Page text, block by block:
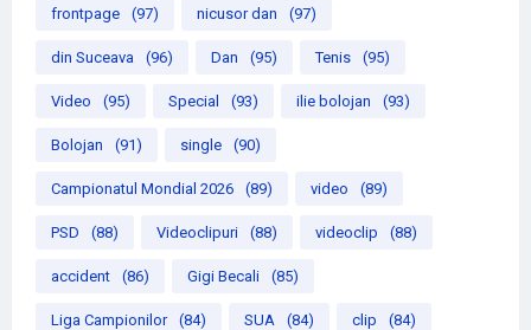
frontpage (97) nicusor dan (97)
din Suceava (96) Dan (95) Tenis (95)
Video (95) Special (93) ilie bolojan (93)
Bolojan (91) single (90)
Campionatul Mondial 2026 (89) video (89)
PSD (88) Videoclipuri (88) videoclip (88)
accident (86) Gigi Becali (85)
Liga Campionilor (84) SUA (84) clip (84)